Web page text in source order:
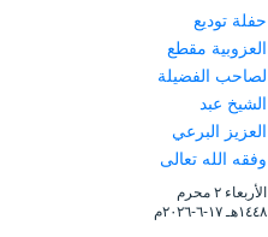
حفلة توديع
العزوبية مقطع
لصاحب الفضيلة
الشيخ عبد
العزيز البرعي
وفقه الله تعالى
الأربعاء ۲ محرم
۱٤٤۸هـ ۱۷-٦-۲۰۲٦م